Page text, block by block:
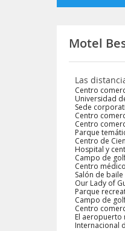
Motel
Las
Centro
Universidad
Sede
Centro
Centro
Parque
Centro de
Hospital y
Campo de
Centro
Salón de
Our Lady of
Parque
Campo de
Centro
El aeropuerto
Internacional